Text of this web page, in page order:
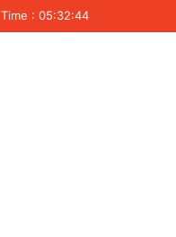
Time : 05:32:44